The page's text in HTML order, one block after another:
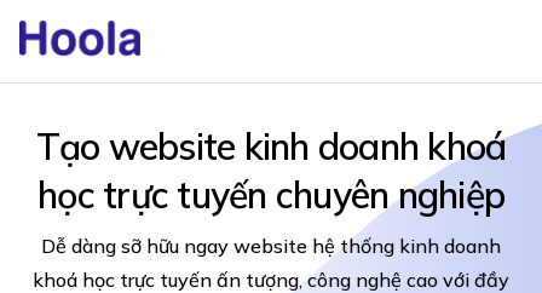
Tạo website kinh doanh khoá
học trực tuyến chuyên nghiệp
Dễ dàng sỡ hữu ngay website hệ thống kinh doanh
khoá học trực tuyến ấn tượng, công nghệ cao với đầy